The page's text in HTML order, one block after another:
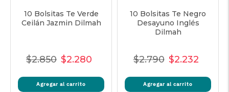
10 Bolsitas Te Verde
Ceilán Jazmin Dilmah
Precio
$2.850 Precio
oferta
$2.280
Agregar al carrito
10 Bolsitas Te Negro
Desayuno Inglés
Dilmah
Precio
$2.790 Precio
oferta
$2.232
Agregar al carrito